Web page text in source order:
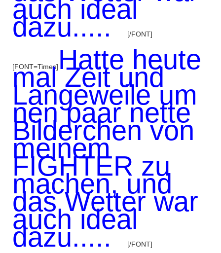
auch ideal
dazu..... [/FONT]
[FONT=Times] Hatte heute
mal Zeit und
Langeweile um
nen paar nette
Bilderchen von
meinem
FIGHTER zu
machen, und
das Wetter war
auch ideal
dazu..... [/FONT]